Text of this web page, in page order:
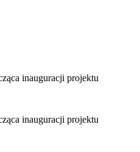
inauguracji projektu
inauguracji projektu